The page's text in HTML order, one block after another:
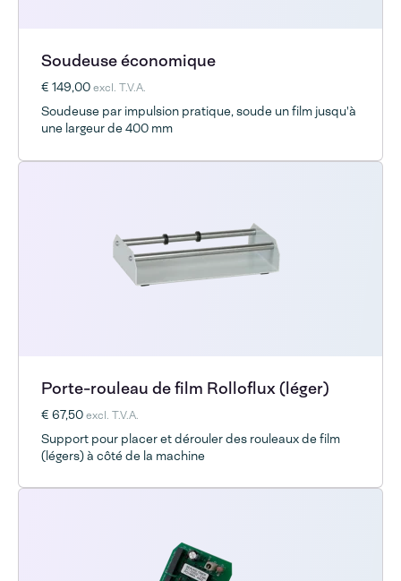
Soudeuse économique
€ 149,00excl. T.V.A.
Soudeuse par impulsion pratique, soude un film jusqu'à
une largeur de 400 mm
Porte-rouleau de film Rolloflux (léger)
€ 67,50excl. T.V.A.
Support pour placer et dérouler des rouleaux de film
(légers) à côté de la machine